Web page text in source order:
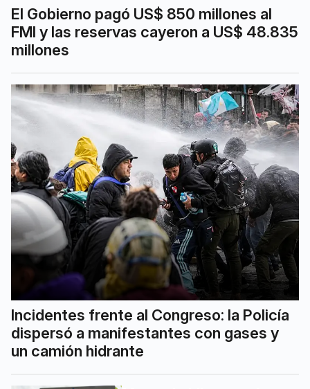
El Gobierno pagó US$ 850 millones al
FMI y las reservas cayeron a US$ 48.835
millones
Incidentes frente al Congreso: la Policía
dispersó a manifestantes con gases y
un camión hidrante